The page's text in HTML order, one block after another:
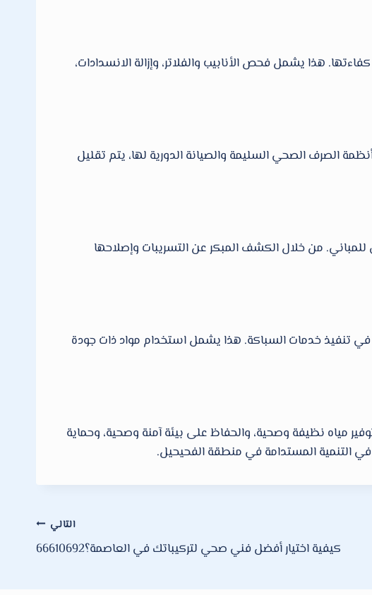
هذا يشمل فحص الأنابيب والفلاتر، وإزالة الانسدادات،
الصرف الصحي السليمة والصيانة الدورية لها، يتم تقليل
من خلال الكشف المبكر عن التسريبات وإصلاحها
في تنفيذ خدمات السباكة. هذا يشمل استخدام مواد ذات جودة
مياه نظيفة وصحية، والحفاظ على بيئة آمنة وصحية، وحماية
في التنمية المستدامة في منطقة الفحيحيل.
التالي
كيفية اختيار أفضل فني صحي لتركيباتك في العاصمة؟66610692